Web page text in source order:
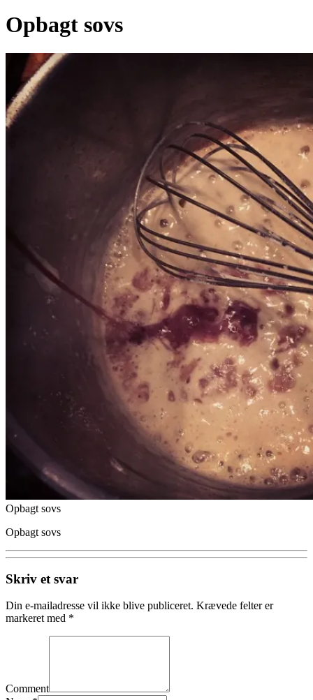
Opbagt sovs
Opbagt sovs
Opbagt sovs
Skriv et svar
Din e-mailadresse vil ikke blive publiceret. Krævede felter er
markeret med *
Comment